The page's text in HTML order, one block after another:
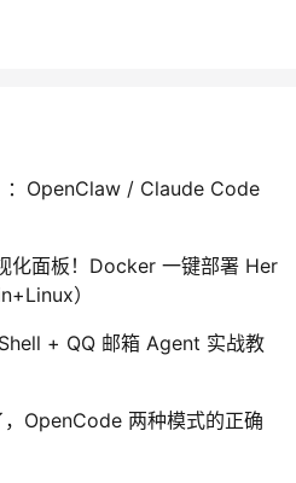
：OpenClaw / Claude Code
化面板！Docker 一键部署 Her
）
+ QQ 邮箱 Agent 实战教
OpenCode 两种模式的正确